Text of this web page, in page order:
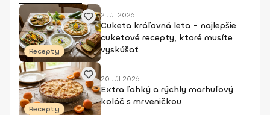
Recepty
2 Júl 2026
Cuketa kráľovná leta - najlepšie
cuketové recepty, ktoré musíte
vyskúšať
Recepty
20 Júl 2026
Extra ľahký a rýchly marhuľový
koláč s mrveničkou